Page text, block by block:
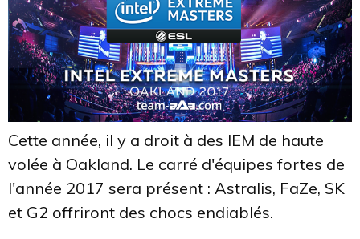
Cette année, il y a droit à des IEM de haute
volée à Oakland. Le carré d'équipes fortes de
l'année 2017 sera présent : Astralis, FaZe, SK
et G2 offriront des chocs endiablés.